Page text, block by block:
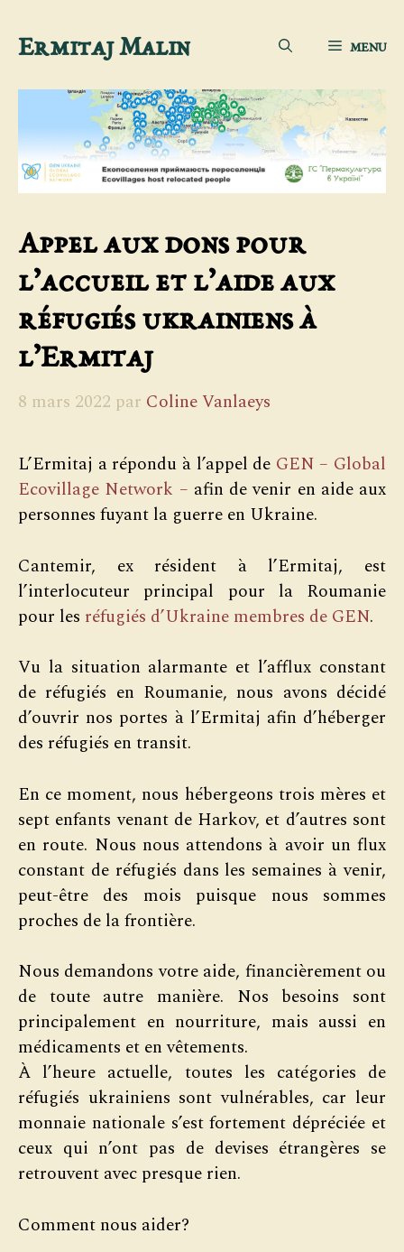
Aller
contenu
Ermitaj Malin MENU
Appel aux dons pour
l’accueil et l’aide aux
réfugiés ukrainiens à
l’Ermitaj
8 mars 2022 par Coline Vanlaeys
L’Ermitaj a répondu à l’appel de GEN – Global
Ecovillage Network – afin de venir en aide aux
personnes fuyant la guerre en Ukraine.
Cantemir, ex résident à l’Ermitaj, est
l’interlocuteur principal pour la Roumanie
pour les réfugiés d’Ukraine membres de GEN.
Vu la situation alarmante et l’afflux constant
de réfugiés en Roumanie, nous avons décidé
d’ouvrir nos portes à l’Ermitaj afin d’héberger
des réfugiés en transit.
En ce moment, nous hébergeons trois mères et
sept enfants venant de Harkov, et d’autres sont
en route. Nous nous attendons à avoir un flux
constant de réfugiés dans les semaines à venir,
peut-être des mois puisque nous sommes
proches de la frontière.
Nous demandons votre aide, financièrement ou
de toute autre manière. Nos besoins sont
principalement en nourriture, mais aussi en
médicaments et en vêtements.
À l’heure actuelle, toutes les catégories de
réfugiés ukrainiens sont vulnérables, car leur
monnaie nationale s’est fortement dépréciée et
ceux qui n’ont pas de devises étrangères se
retrouvent avec presque rien.
Comment nous aider?